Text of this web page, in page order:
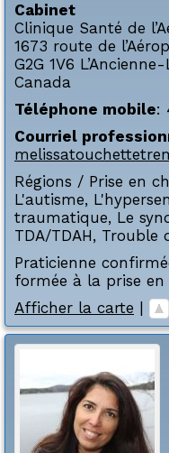
Cabinet
Clinique Santé de
1673 route de
G2G 1V6
Canada
Téléphone mobile:
Courriel
Régions / Prise en
L'autisme,
traumatique, Le
TDA/TDAH, Trouble
Praticienne
formée à la prise
Afficher la carte